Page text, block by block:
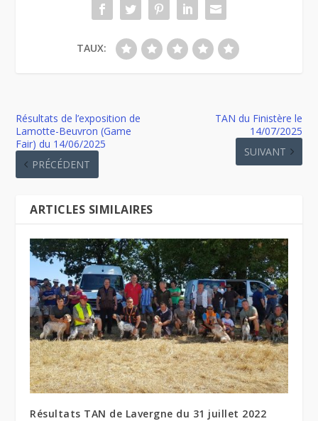
TAUX:
Résultats de l’exposition de
Lamotte-Beuvron (Game
Fair) du 14/06/2025
PRÉCÉDENT
TAN du Finistère le
14/07/2025
SUIVANT
ARTICLES SIMILAIRES
Résultats TAN de Lavergne du 31 juillet 2022